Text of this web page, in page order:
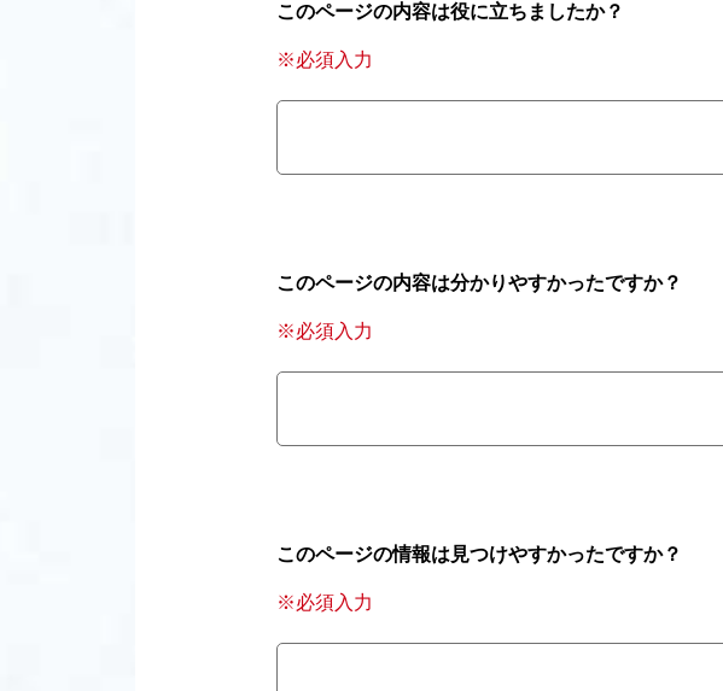
このページの内容は役に立ちましたか？
※必須入力
このページの内容は分かりやすかったですか？
※必須入力
このページの情報は見つけやすかったですか？
※必須入力